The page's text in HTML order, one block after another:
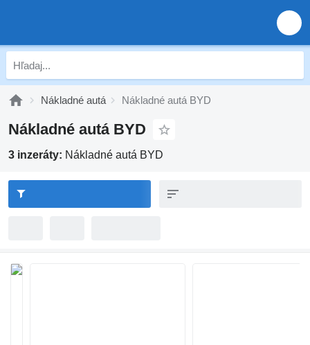
Nákladné autá Nákladné autá BYD
Nákladné autá BYD
3 inzeráty: Nákladné autá BYD